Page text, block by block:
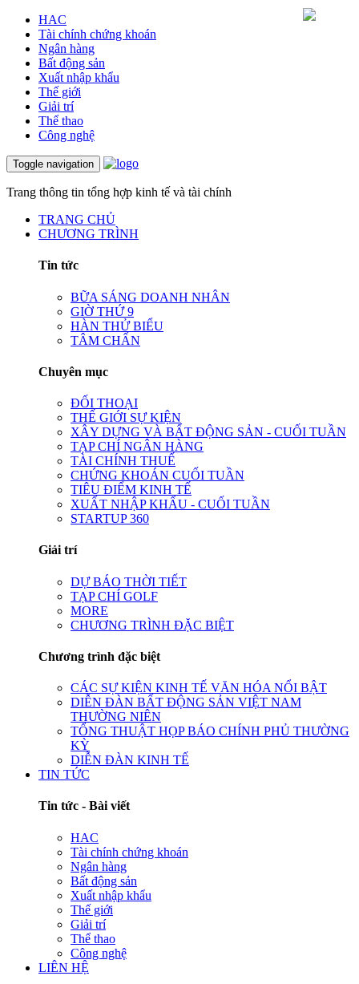
HAC
Tài chính chứng khoán
Ngân hàng
Bất động sản
Xuất nhập khẩu
Thế giới
Giải trí
Thể thao
Công nghệ
Toggle navigation
Trang thông tin tổng hợp kinh tế và tài chính
TRANG CHỦ
CHƯƠNG TRÌNH
Tin tức
BỮA SÁNG DOANH NHÂN
GIỜ THỨ 9
HÀN THỬ BIỂU
TÂM CHẤN
Chuyên mục
ĐỐI THOẠI
THẾ GIỚI SỰ KIỆN
XÂY DỰNG VÀ BẤT ĐỘNG SẢN - CUỐI TUẦN
TẠP CHÍ NGÂN HÀNG
TÀI CHÍNH THUẾ
CHỨNG KHOÁN CUỐI TUẦN
TIÊU ĐIỂM KINH TẾ
XUẤT NHẬP KHẨU - CUỐI TUẦN
STARTUP 360
Giải trí
DỰ BÁO THỜI TIẾT
TẠP CHÍ GOLF
MORE
CHƯƠNG TRÌNH ĐẶC BIỆT
Chương trình đặc biệt
CÁC SỰ KIỆN KINH TẾ VĂN HÓA NỔI BẬT
DIỄN ĐÀN BẤT ĐỘNG SẢN VIỆT NAM
THƯỜNG NIÊN
TỔNG THUẬT HỌP BÁO CHÍNH PHỦ THƯỜNG
KỲ
DIỄN ĐÀN KINH TẾ
TIN TỨC
Tin tức - Bài viết
HAC
Tài chính chứng khoán
Ngân hàng
Bất động sản
Xuất nhập khẩu
Thế giới
Giải trí
Thể thao
Công nghệ
LIÊN HỆ